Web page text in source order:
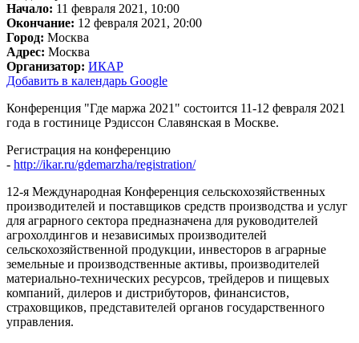
Начало: 11 февраля 2021, 10:00
Окончание: 12 февраля 2021, 20:00
Город: Москва
Адрес: Москва
Организатор: ИКАР
Добавить в календарь Google
Конференция "Где маржа 2021" состоится 11-12 февраля 2021
года в гостинице Рэдиссон Славянская в Москве.
Регистрация на конференцию
- http://ikar.ru/gdemarzha/registration/
12-я Международная Конференция сельскохозяйственных
производителей и поставщиков средств производства и услуг
для аграрного сектора предназначена для руководителей
агрохолдингов и независимых производителей
сельскохозяйственной продукции, инвесторов в аграрные
земельные и производственные активы, производителей
материально-технических ресурсов, трейдеров и пищевых
компаний, дилеров и дистрибуторов, финансистов,
страховщиков, представителей органов государственного
управления.